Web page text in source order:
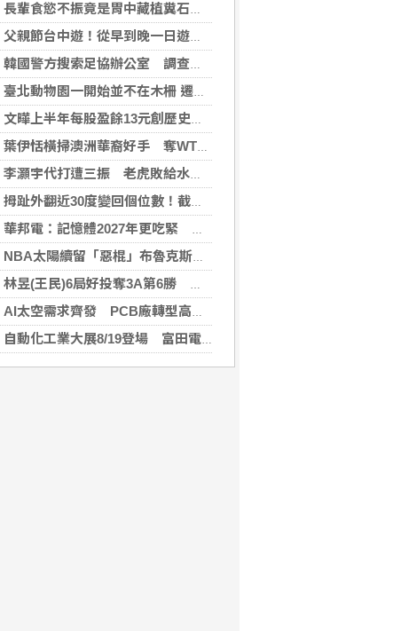
長輩食慾不振竟是胃中藏植糞石？醫用「可樂」化解危機
父親節台中遊！從早到晚一日遊行程推薦，美食、美景一次滿足！
韓國警方搜索足協辦公室 調查世界盃主帥任命案
臺北動物園一開始並不在木柵 遷園40周年之際，舉辧「與象同在、迎象未來」特展！
文曄上半年每股盈餘13元創歷史新高 賺贏2025年全年
葉伊恬橫掃澳洲華裔好手 奪WTT橫濱冠軍賽首勝
李灝宇代打遭三振 老虎敗給水手終止4連勝
拇趾外翻近30度變回個位數！截骨矯正助重返登山活動
華邦電：記憶體2027年更吃緊 啟動高雄廠模組B擴建計畫
NBA太陽續留「惡棍」布魯克斯 簽3年23億合約
林昱(王民)6局好投奪3A第6勝 鄭宗哲3度上壘
AI太空需求齊發 PCB廠轉型高階產品迎收成
自動化工業大展8/19登場 富田電機秀機器人關節模組